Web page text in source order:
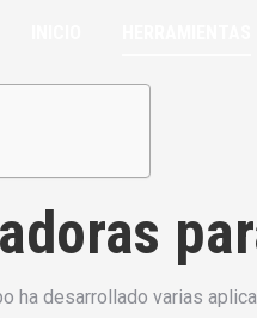
ha desarrollado varias